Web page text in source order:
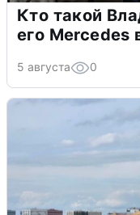
Кто такой
его Mercedes
5 августа 0